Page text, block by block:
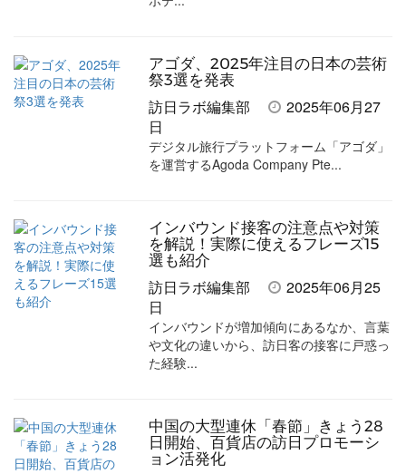
追
加
アゴダ、2025年注目の日本の芸術
祭3選を発表
訪日ラボ編集部
2025年06月27
日
デジタル旅行プラットフォーム「アゴダ」
を運営するAgoda Company Pte...
インバウンド接客の注意点や対策
を解説！実際に使えるフレーズ15
選も紹介
訪日ラボ編集部
2025年06月25
日
インバウンドが増加傾向にあるなか、言葉
や文化の違いから、訪日客の接客に戸惑っ
た経験...
中国の大型連休「春節」きょう28
日開始、百貨店の訪日プロモーシ
ョン活発化